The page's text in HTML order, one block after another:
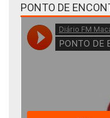
PONTO DE